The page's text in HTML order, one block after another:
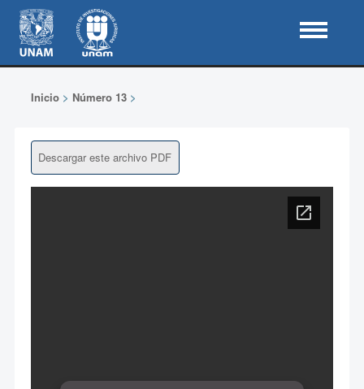
Inicio> Número 13>
Descargar este archivo PDF